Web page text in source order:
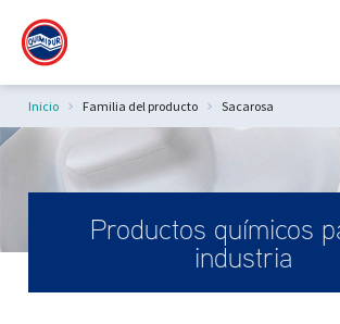
Estás aquí:
Inicio Familia del producto Sacarosa
Productos químicos
industria